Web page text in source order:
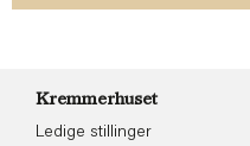
Kremmerhuset
Ledige stillinger